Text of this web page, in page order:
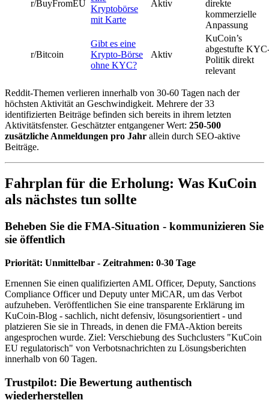
r/BuyFromEU
Kryptobörse
mit Karte
Aktiv
direkte
kommerzielle
Anpassung
r/Bitcoin
Gibt es eine
Krypto-Börse
ohne KYC?
Aktiv
KuCoin’s
abgestufte
Politik direkt
relevant
Reddit-Themen verlieren innerhalb von 30-60 Tagen nach der
höchsten Aktivität an Geschwindigkeit. Mehrere der 33
identifizierten Beiträge befinden sich bereits in ihrem letzten
Aktivitätsfenster. Geschätzter entgangener Wert: 250-500
zusätzliche Anmeldungen pro Jahr allein durch SEO-aktive
Beiträge.
Fahrplan für die Erholung: Was KuCoin
als nächstes tun sollte
Beheben Sie die FMA-Situation - kommunizieren Sie
sie öffentlich
Priorität: Unmittelbar - Zeitrahmen: 0-30 Tage
Ernennen Sie einen qualifizierten AML Officer, Deputy, Sanctions
Compliance Officer und Deputy unter MiCAR, um das Verbot
aufzuheben. Veröffentlichen Sie eine transparente Erklärung im
KuCoin-Blog - sachlich, nicht defensiv, lösungsorientiert - und
platzieren Sie sie in Threads, in denen die FMA-Aktion bereits
angesprochen wurde. Ziel: Verschiebung des Suchclusters "KuCoin
EU regulatorisch" von Verbotsnachrichten zu Lösungsberichten
innerhalb von 60 Tagen.
Trustpilot: Die Bewertung authentisch
wiederherstellen